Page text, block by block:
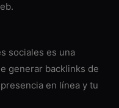
sociales es una
generar backlinks de
en línea y tu